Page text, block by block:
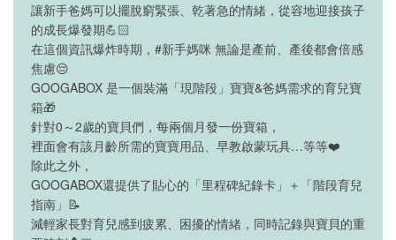
讓新手爸媽可以擺脫窮緊張、乾著急的情緒，從容地迎接孩子
的成長爆發期💪🏻
在這個資訊爆炸時期，#新手媽咪 無論是產前、產後都會倍感
焦慮😔
GOOGABOX 是一個裝滿「現階段」寶寶&爸媽需求的育兒寶
箱🎁
針對0～2歲的寶貝們，每兩個月發一份寶箱，
裡面會有該月齡所需的寶寶用品、早教啟蒙玩具…等等❤️
除此之外，
GOOGABOX還提供了貼心的「里程碑紀錄卡」＋「階段育兒
指南」📝
減輕家長對育兒感到疲累、困擾的情緒，同時記錄與寶貝的重